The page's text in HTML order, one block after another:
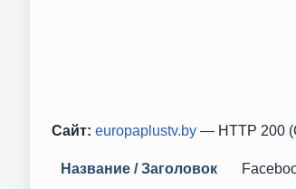
Сайт: europaplustv.by — HTTP 200
Название / Заголовок